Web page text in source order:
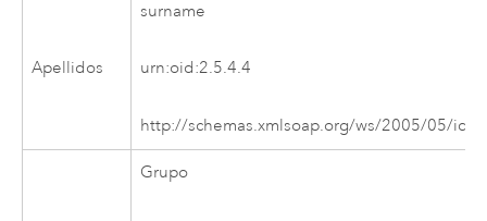
Apellidos
surname
urn:oid:2.5.4.4
http://schemas.xmlsoap.org/ws/2005/05/
Grupo